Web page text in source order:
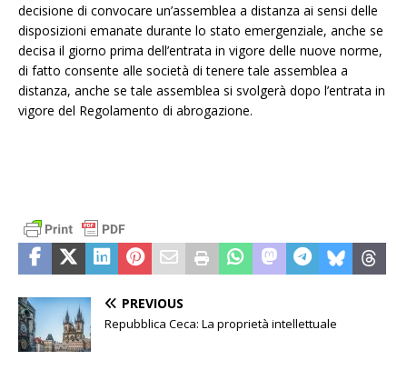
decisione di convocare un’assemblea a distanza ai sensi delle
disposizioni emanate durante lo stato emergenziale, anche se
decisa il giorno prima dell’entrata in vigore delle nuove norme,
di fatto consente alle società di tenere tale assemblea a
distanza, anche se tale assemblea si svolgerà dopo l’entrata in
vigore del Regolamento di abrogazione.
PREVIOUS
Repubblica Ceca: La proprietà intellettuale